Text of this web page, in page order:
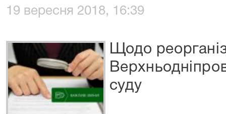
19 вересня 2018, 16:39
Щодо
суду